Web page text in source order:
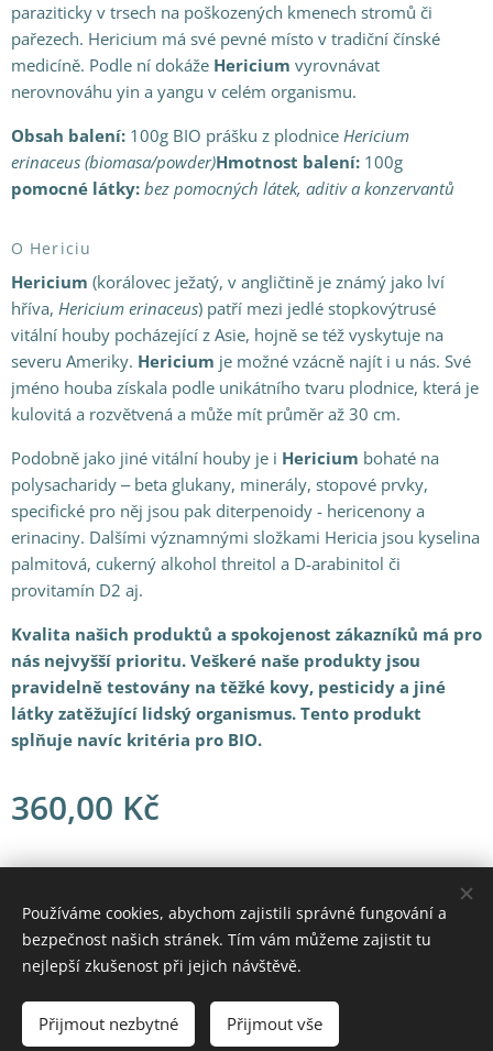
paraziticky v trsech na poškozených kmenech stromů či
pařezech. Hericium má své pevné místo v tradiční čínské
medicíně. Podle ní dokáže Hericium vyrovnávat
nerovnováhu yin a yangu v celém organismu.
Obsah balení: 100g BIO prášku z plodnice Hericium
erinaceus (biomasa/powder)Hmotnost balení: 100g
pomocné látky: bez pomocných látek, aditiv a konzervantů
O Hericiu
Hericium (korálovec ježatý, v angličtině je známý jako lví
hříva, Hericium erinaceus) patří mezi jedlé stopkovýtrusé
vitální houby pocházející z Asie, hojně se též vyskytuje na
severu Ameriky. Hericium je možné vzácně najít i u nás. Své
jméno houba získala podle unikátního tvaru plodnice, která je
kulovitá a rozvětvená a může mít průměr až 30 cm.
Podobně jako jiné vitální houby je i Hericium bohaté na
polysacharidy ‒ beta glukany, minerály, stopové prvky,
specifické pro něj jsou pak diterpenoidy - hericenony a
erinaciny. Dalšími významnými složkami Hericia jsou kyselina
palmitová, cukerný alkohol threitol a D-arabinitol či
provitamín D2 aj.
Kvalita našich produktů a spokojenost zákazníků má pro
nás nejvyšší prioritu. Veškeré naše produkty jsou
pravidelně testovány na těžké kovy, pesticidy a jiné
látky zatěžující lidský organismus. Tento produkt
splňuje navíc kritéria pro BIO.
360,00 Kč
Do košíku
© 2021 Všechna práva vyhrazena
Vytvořeno službouWebnode Cookies
Používáme cookies, abychom zajistili správné fungování a
bezpečnost našich stránek. Tím vám můžeme zajistit tu
nejlepší zkušenost při jejich návštěvě.
Přijmout nezbytné Přijmout vše